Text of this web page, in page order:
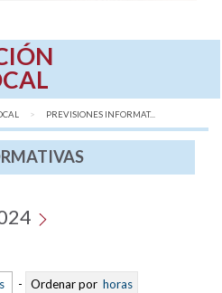
AQUÍ:
PREVISIONES INFORMAT...
- Ordenar por horas